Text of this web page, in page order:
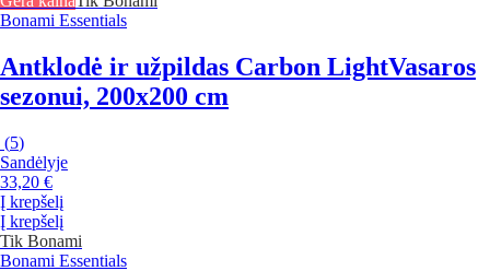
Bonami Essentials
Antklodė ir užpildas Carbon LightVasaros
sezonui, 200x200 cm
(5)
Sandėlyje
33,20 €
Į krepšelį
Į krepšelį
Tik Bonami
Bonami Essentials